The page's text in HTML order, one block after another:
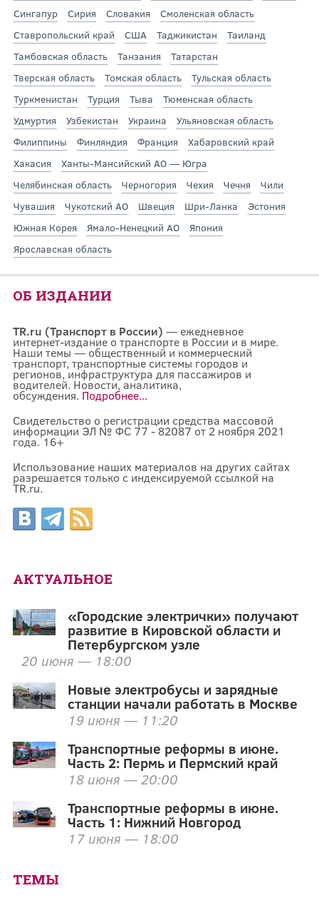
Сингапур
Сирия Словакия
Смоленская область
Ставропольский край
США Таджикистан
Таиланд
Тамбовская область
Танзания
Татарстан
Тверская область
Томская область
Тульская область
Туркменистан
Турция Тыва
Тюменская область
Удмуртия
Узбекистан Украина
Ульяновская область
Филиппины
Финляндия Франция
Хабаровский край
Хакасия
Ханты-Мансийский АО — Югра
Челябинская область
Черногория Чехия Чечня
Чили
Чувашия
Чукотский АО Швеция Шри-Ланка
Эстония
Южная Корея
Ямало-Ненецкий АО
Япония
Ярославская область
ОБ ИЗДАНИИ
TR.ru (Транспорт в России) — ежедневное
интернет-издание о транспорте в России и в мире.
Наши темы — общественный и коммерческий
транспорт, транспортные системы городов и
регионов, инфраструктура для пассажиров и
водителей. Новости, аналитика,
обсуждения. Подробнее...
Свидетельство о регистрации средства массовой
информации ЭЛ № ФС 77 - 82087 от 2 ноября 2021
года. 16+
Использование наших материалов на других сайтах
разрешается только с индексируемой ссылкой на
TR.ru.
АКТУАЛЬНОЕ
«Городские электрички» получают
развитие в Кировской области и
Петербургском узле
20 июня — 18:00
Новые электробусы и зарядные
станции начали работать в Москве
19 июня — 11:20
Транспортные реформы в июне.
Часть 2: Пермь и Пермский край
18 июня — 20:00
Транспортные реформы в июне.
Часть 1: Нижний Новгород
17 июня — 18:00
ТЕМЫ